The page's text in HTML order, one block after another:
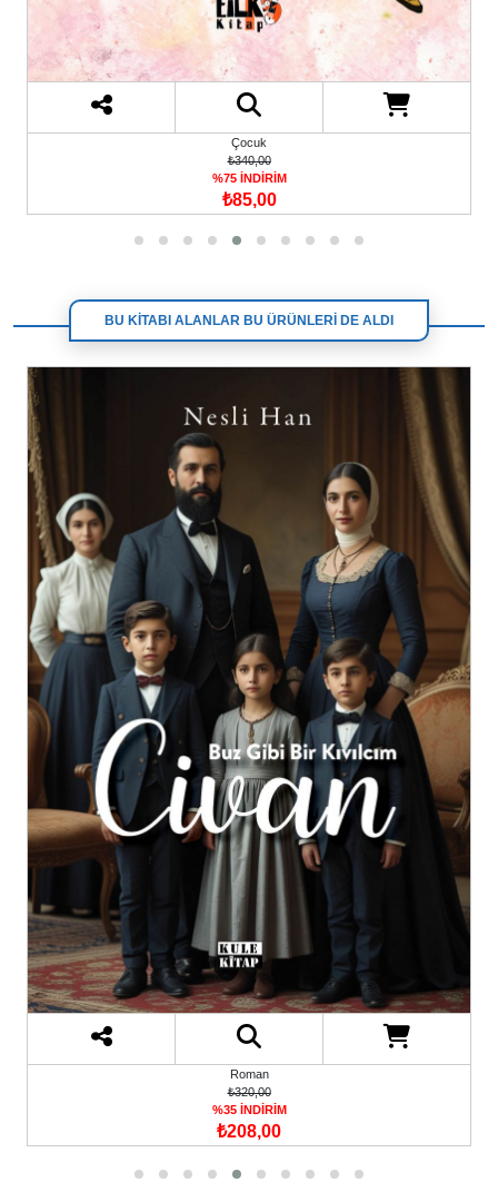
Çocuk
₺340,00
%75 İNDİRİM
₺85,00
BU KİTABI ALANLAR BU ÜRÜNLERİ DE ALDI
Roman
₺320,00
%35 İNDİRİM
₺208,00